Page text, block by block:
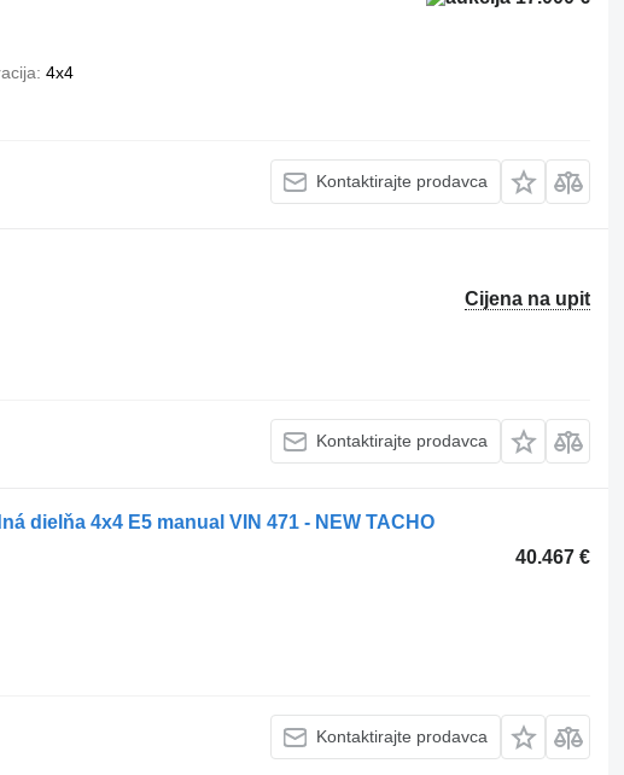
4x4
Kontaktirajte prodavca
Cijena na upit
Kontaktirajte prodavca
dielňa 4x4 E5 manual VIN 471 - NEW TACHO
40.467 €
Kontaktirajte prodavca